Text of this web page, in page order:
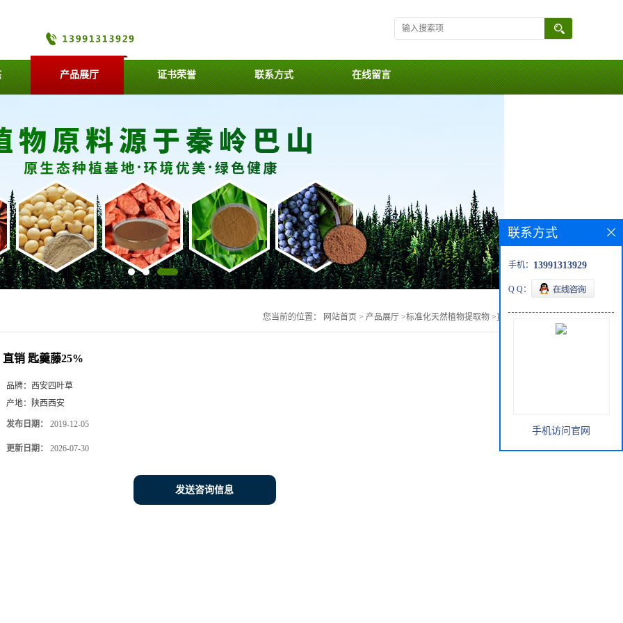
产品展厅 证书荣誉 联系方式 在线留言
您当前的位置： 网站首页 > 产品展厅 >标准化天然植物提取物 > 直销 匙羹藤25%
直销 匙羹藤25%
品牌： 西安四叶草
产地：
陕西西安
发布日期： 2019-12-05
更新日期： 2026-07-30
发送咨询信息
联系方式
手机： 13991313929
Q Q：
手机访问官网